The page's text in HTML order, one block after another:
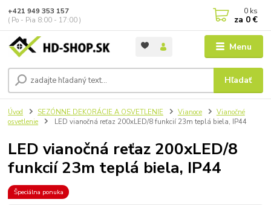
Menu
Hľadať
+421 949 353 157
( Po - Pia 8:00 - 17:00 )
0 ks
za 0 €
Úvod SEZÓNNE DEKORÁCIE A OSVETLENIE Vianoce
Vianočné
osvetlenie
LED vianočná reťaz 200xLED/8 funkcií 23m teplá biela, IP44
LED vianočná reťaz 200xLED/8
funkcií 23m teplá biela, IP44
Špeciálna ponuka